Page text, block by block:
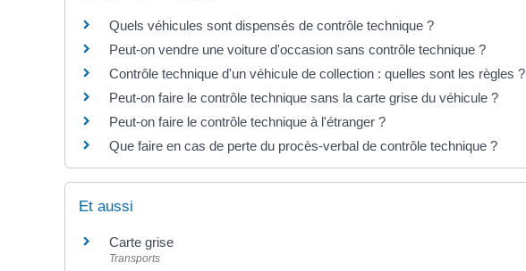
Quels véhicules sont dispensés de contrôle technique ?
Peut-on vendre une voiture d'occasion sans contrôle technique ?
Contrôle technique d'un véhicule de collection : quelles sont les règles ?
Peut-on faire le contrôle technique sans la carte grise du véhicule ?
Peut-on faire le contrôle technique à l'étranger ?
Que faire en cas de perte du procès-verbal de contrôle technique ?
Et aussi
Carte grise
Transports